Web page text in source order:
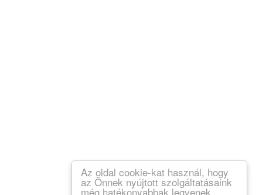
Az oldal cookie-kat használ, hogy
az Önnek nyújtott szolgáltatásaink
még hatékonyabbak legyenek.